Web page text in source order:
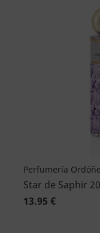
Perfumería
Star de Saphir
13.95 €